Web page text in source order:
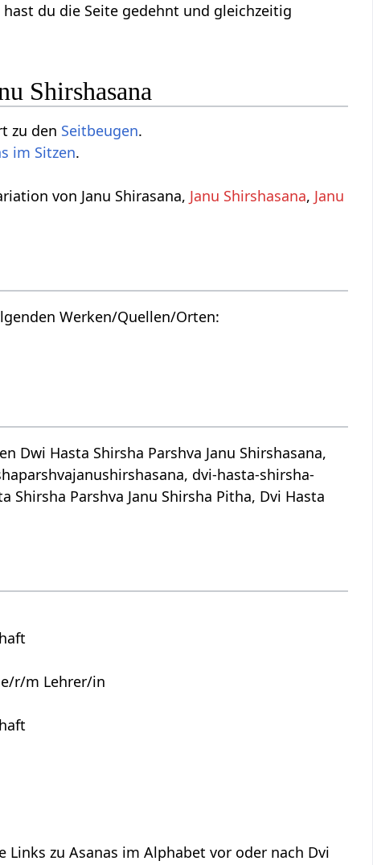
du die Seite gedehnt und gleichzeitig
Shirshasana
zu den Seitbeugen.
im Sitzen.
von Janu Shirasana, Janu Shirshasana, Janu
Werken/Quellen/Orten:
Dwi Hasta Shirsha Parshva Janu Shirshasana,
dvi-hasta-shirsha-
Shirsha Parshva Janu Shirsha Pitha, Dvi Hasta
r/m Lehrer/in
Links zu Asanas im Alphabet vor oder nach Dvi